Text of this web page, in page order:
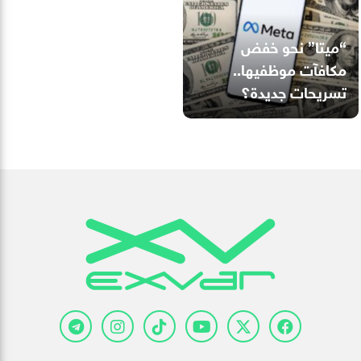
“ميتا” نحو خفض
مكافآت موظفيها..
تسريحات جديدة؟